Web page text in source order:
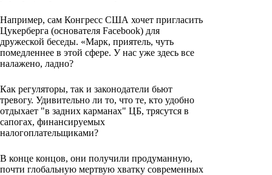
Например, сам Конгресс США хочет пригласить
Цукерберга (основателя Facebook) для
дружеской беседы. «Марк, приятель, чуть
помедленнее в этой сфере. У нас уже здесь все
налажено, ладно?
Как регуляторы, так и законодатели бьют
тревогу. Удивительно ли то, что те, кто удобно
отдыхает "в задних карманах" ЦБ, трясутся в
сапогах, финансируемых
налогоплательщиками?
В конце концов, они получили продуманную,
почти глобальную мертвую хватку современных